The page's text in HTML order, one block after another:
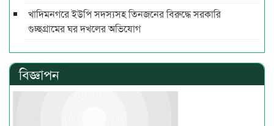
খাদিমনগরে ইউপি সদস্যসহ তিনজনের বিরুদ্ধে সরকারি
গুচ্ছগ্রামের ঘর দখলের অভিযোগ
বিজ্ঞাপন